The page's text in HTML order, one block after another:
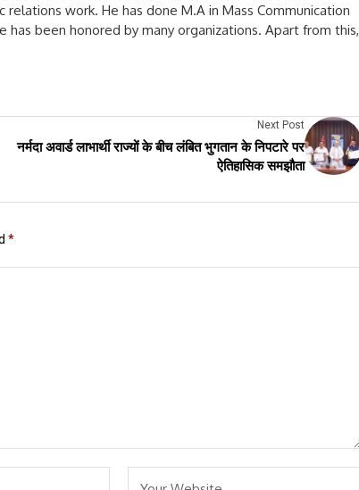
work. He has done M.A in Mass Communication
has been honored by many organizations. Apart from this,
Next Post
नर्मदा अवार्ड लाभार्थी राज्यों के बीच लंबित भुगतान के निपटारे पर
ऐतिहासिक समझौता
*